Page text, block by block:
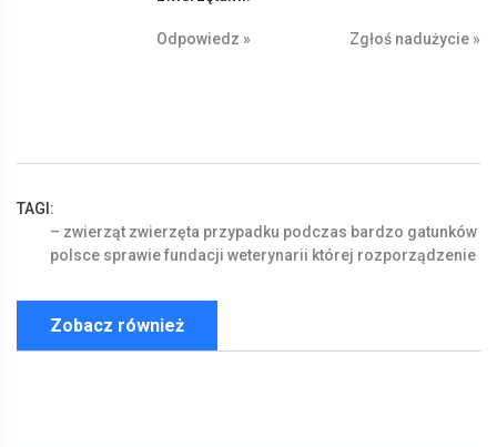
Odpowiedz » Zgłoś nadużycie »
TAGI:
– zwierząt zwierzęta przypadku podczas bardzo gatunków
polsce sprawiefundacji weterynarii której rozporządzenie
Zobacz również